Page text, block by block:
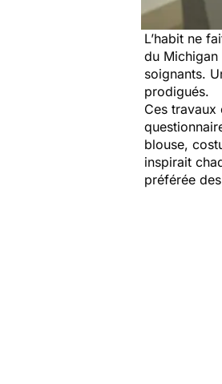
L’habit ne
du
soignants.
prodigués.
Ces travaux
blouse,
inspirait
préférée